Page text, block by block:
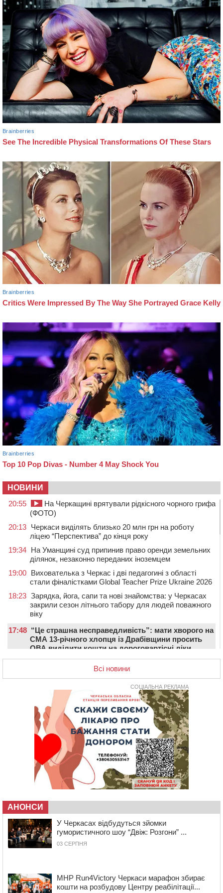
НОВИНИ
20:55
На Черкащині врятували рідкісного чорного грифа
(ФОТО)
20:13 Черкаси виділять близько 20 млн грн на роботу
ліцею “Перспектива” до кінця року
19:34 На Уманщині суд припинив право оренди земельних
ділянок, незаконно переданих іноземцем
19:00 Вихователька з Черкас і дві педагогині з області
стали фіналістками Global Teacher Prize Ukraine 2026
18:23 Зарядка, йога, сапи та нові знайомства: у Черкасах
закрили сезон літнього табору для людей поважного
віку
17:48 “Це страшна несправедливість”: мати хворого на
СМА 13-річного хлопця із Драбівщини просить
ОВА виділити кошти на дороговартісні ліки
На Уманщині судитимуть колишню очільницю відділу
освіти через закупівлю електрики за завищеною
У Черкасах провели в останню путь двох
загиблих воїнів
До 1 вересня у Черкасах оновлюють дорожню
розмітку біля навчальних закладів (ФОТОФАКТ)
На честь загиблого захисника і чемпіона світу в
Черкасах відкрили спортивно-реабілітаційний центр
На Звенигородщині, попри заборону міськради,
проведуть “Ше.Fest”
роботі електромереж та комунальних служб
14:02 На Черкащині намолотили перший мільйон тонн
зерна нового врожаю
13:40 На Кам’янщині сталася масштабна пожежа
сміттєзвалища
12:50 Внаслідок падіння вертольота загинув 28-річний
Всі новини
СОЦІАЛЬНА РЕКЛАМА
АНОНСИ
У Черкасах відбудуться зйомки
гумористичного шоу “Двіж: Розгони” ...
03 СЕРПНЯ
MHP Run4Victory Черкаси марафон збирає
кошти на розбудову Центру реабілітації...